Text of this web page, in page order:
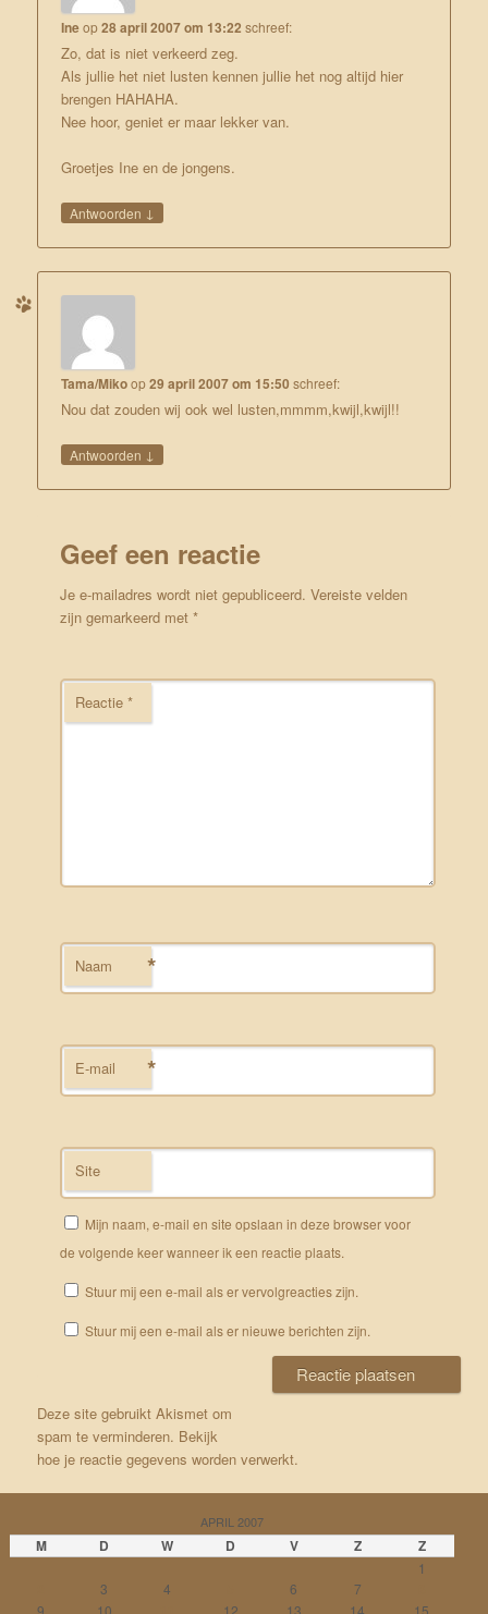
Ineop28 april 2007 om 13:22 schreef:
Zo, dat is niet verkeerd zeg.
Als jullie het niet lusten kennen jullie het nog altijd hier
brengen HAHAHA.
Nee hoor, geniet er maar lekker van.
Groetjes Ine en de jongens.
Antwoorden ↓
Tama/Mikoop29 april 2007 om 15:50 schreef:
Nou dat zouden wij ook wel lusten,mmmm,kwijl,kwijl!!
Antwoorden ↓
Geef een reactie
Je e-mailadres wordt niet gepubliceerd. Vereiste velden
zijn gemarkeerd met*
Reactie*
Naam *
E-mail *
Site
Mijn naam, e-mail en site opslaan in deze browser voor
de volgende keer wanneer ik een reactie plaats.
Stuur mij een e-mail als er vervolgreacties zijn.
Stuur mij een e-mail als er nieuwe berichten zijn.
Deze site gebruikt Akismet om
spam te verminderen. Bekijk
hoe je reactie gegevens worden verwerkt.
APRIL 2007
M D W D V Z Z
1
3 4 6 7
9 10 12 13 14 15